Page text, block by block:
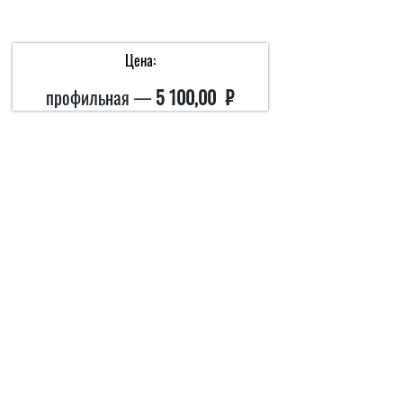
Цена:
профильная —5 100,00 ₽